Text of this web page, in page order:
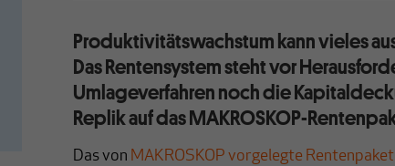
Produktivitätswachstum kann vieles
Das Rentensystem steht vor
Umlageverfahren noch die
Replik auf das MAKROSKOP-
Das von MAKROSKOP vorgelegte Rentenpaket